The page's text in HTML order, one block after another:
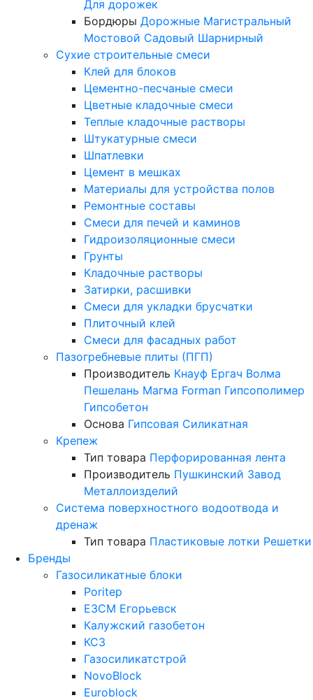
Для дорожек
Бордюры Дорожные Магистральный
Мостовой Садовый Шарнирный
Сухие строительные смеси
Клей для блоков
Цементно-песчаные смеси
Цветные кладочные смеси
Теплые кладочные растворы
Штукатурные смеси
Шпатлевки
Цемент в мешках
Материалы для устройства полов
Ремонтные составы
Смеси для печей и каминов
Гидроизоляционные смеси
Грунты
Кладочные растворы
Затирки, расшивки
Смеси для укладки брусчатки
Плиточный клей
Смеси для фасадных работ
Пазогребневые плиты (ПГП)
Производитель Кнауф Ергач Волма
Пешелань Магма Forman Гипсополимер
Гипсобетон
Основа Гипсовая Силикатная
Крепеж
Тип товара Перфорированная лента
Производитель Пушкинский Завод
Металлоизделий
Система поверхностного водоотвода и
дренаж
Тип товара Пластиковые лотки Решетки
Бренды
Газосиликатные блоки
Poritep
ЕЗСМ Егорьевск
Калужский газобетон
КСЗ
Газосиликатстрой
NovoBlock
Euroblock